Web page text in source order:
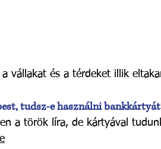
vállakat és a térdeket illik
tudsz-e használni
a török líra, de kártyával